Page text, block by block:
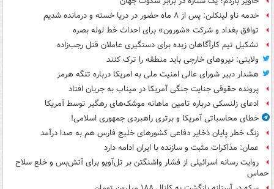
خدمه ناو لینکلن: پس از ۸ ماه حضور در دریا خسته و درمانده‌ شدیم
توافق بغداد و شرکت «شورون» برای احداث خط لوله بصره
تشکیل تیم کارآگاهان زبده برای دستگیری عاملان قتل رجب‌زاده
ولایتی: نیروهای خارجی باید منطقه را ترک کنند
هشدار دبیر شورای عالی امنیت ملی به امریکا درباره تنگه هرمز
پرونده حقوقی جنایت جنگی آمریکا در میناب به جریان افتاد
ادعای زلنسکی درباره تامین ماهانه موشک‌های رهگیر توسط آمریکا
خطای محاسباتی آمریکا و برتری راهبردی جمهوری اسلامی!
زنگ خطر پایان ذخایر دفاعی کشورهای خلیج فارس هم به صدا درآمد
عمان: مذاکرات مثبت و سازنده با ایران ادامه دارد
روایت رسانه اسرائیلی از فشار واشنگتن بر تل‌آویو برای آتش‌بس و خلع سلاح
حماس